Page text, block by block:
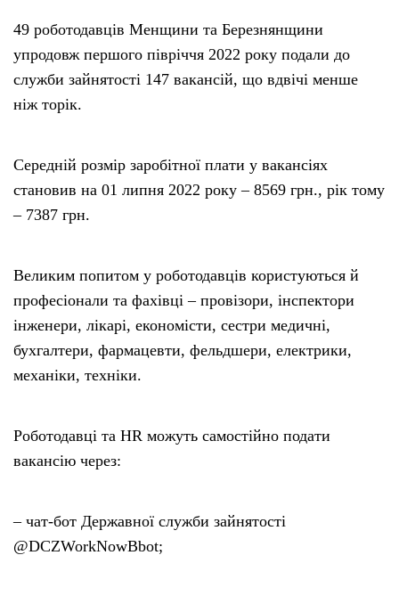
49 роботодавців Менщини та Березнянщини
упродовж першого півріччя 2022 року подали до
служби зайнятості 147 вакансій, що вдвічі менше
ніж торік.
Середній розмір заробітної плати у вакансіях
становив на 01 липня 2022 року – 8569 грн., рік тому
– 7387 грн.
Великим попитом у роботодавців користуються й
професіонали та фахівці – провізори, інспектори
інженери, лікарі, економісти, сестри медичні,
бухгалтери, фармацевти, фельдшери, електрики,
механіки, техніки.
Роботодавці та HR можуть самостійно подати
вакансію через:
– чат-бот Державної служби зайнятості
@DCZWorkNowBbot;